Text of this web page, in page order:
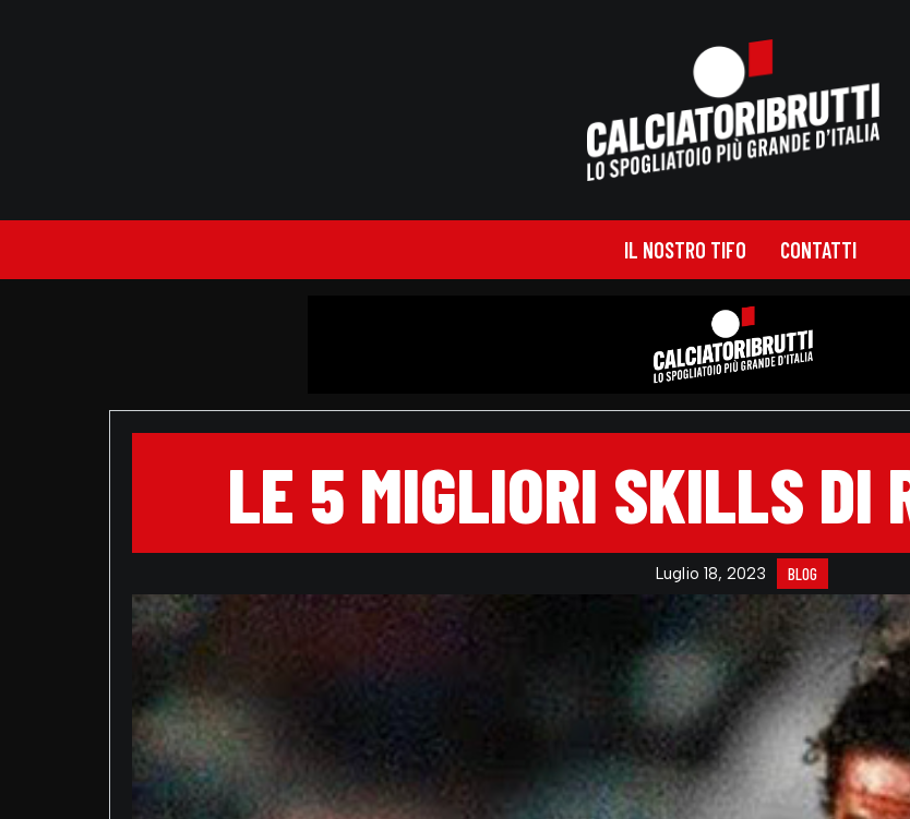
IL NOSTRO TIFO CONTATTI
LE 5 MIGLIORI SKILLS DI
Luglio 18, 2023 BLOG